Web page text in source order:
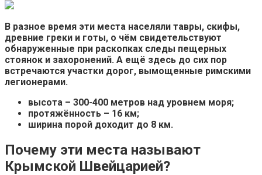
В разное время эти места населяли тавры, скифы,
древние греки и готы, о чём свидетельствуют
обнаруженные при раскопках следы пещерных
стоянок и захоронений. А ещё здесь до сих пор
встречаются участки дорог, вымощенные римскими
легионерами.
высота – 300-400 метров над уровнем моря;
протяжённость – 16 км;
ширина порой доходит до 8 км.
Почему эти места называют
Крымской Швейцарией?